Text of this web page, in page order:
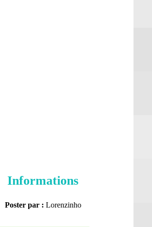
Informations
Poster par : Lorenzinho